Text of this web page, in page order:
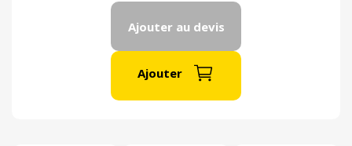
Ajouter au devis
Ajouter